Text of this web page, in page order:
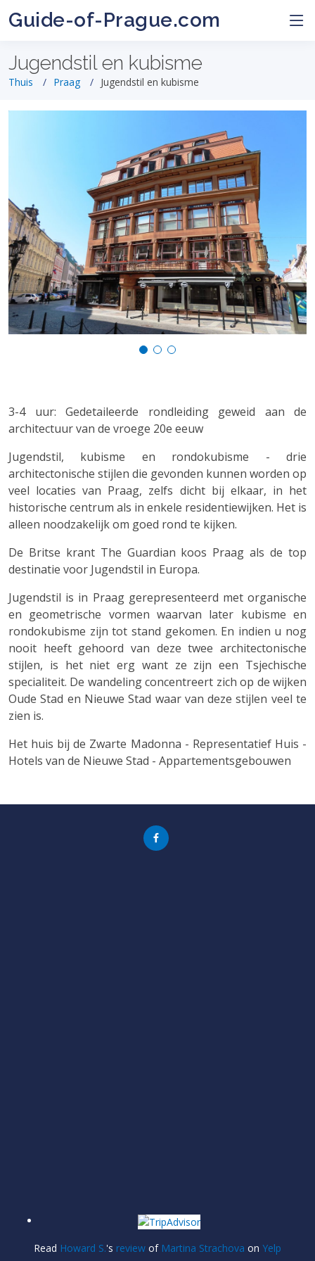
Guide-of-Prague.com
Jugendstil en kubisme
Thuis Praag Jugendstil en kubisme
3-4 uur: Gedetaileerde rondleiding geweid aan de
architectuur van de vroege 20e eeuw
Jugendstil, kubisme en rondokubisme - drie
architectonische stijlen die gevonden kunnen worden op
veel locaties van Praag, zelfs dicht bij elkaar, in het
historische centrum als in enkele residentiewijken. Het is
alleen noodzakelijk om goed rond te kijken.
De Britse krant The Guardian koos Praag als de top
destinatie voor Jugendstil in Europa.
Jugendstil is in Praag gerepresenteerd met organische
en geometrische vormen waarvan later kubisme en
rondokubisme zijn tot stand gekomen. En indien u nog
nooit heeft gehoord van deze twee architectonische
stijlen, is het niet erg want ze zijn een Tsjechische
specialiteit. De wandeling concentreert zich op de wijken
Oude Stad en Nieuwe Stad waar van deze stijlen veel te
zien is.
Het huis bij de Zwarte Madonna - Representatief Huis -
Hotels van de Nieuwe Stad - Appartementsgebouwen
Read Howard S.'s review of Martina Strachova on Yelp